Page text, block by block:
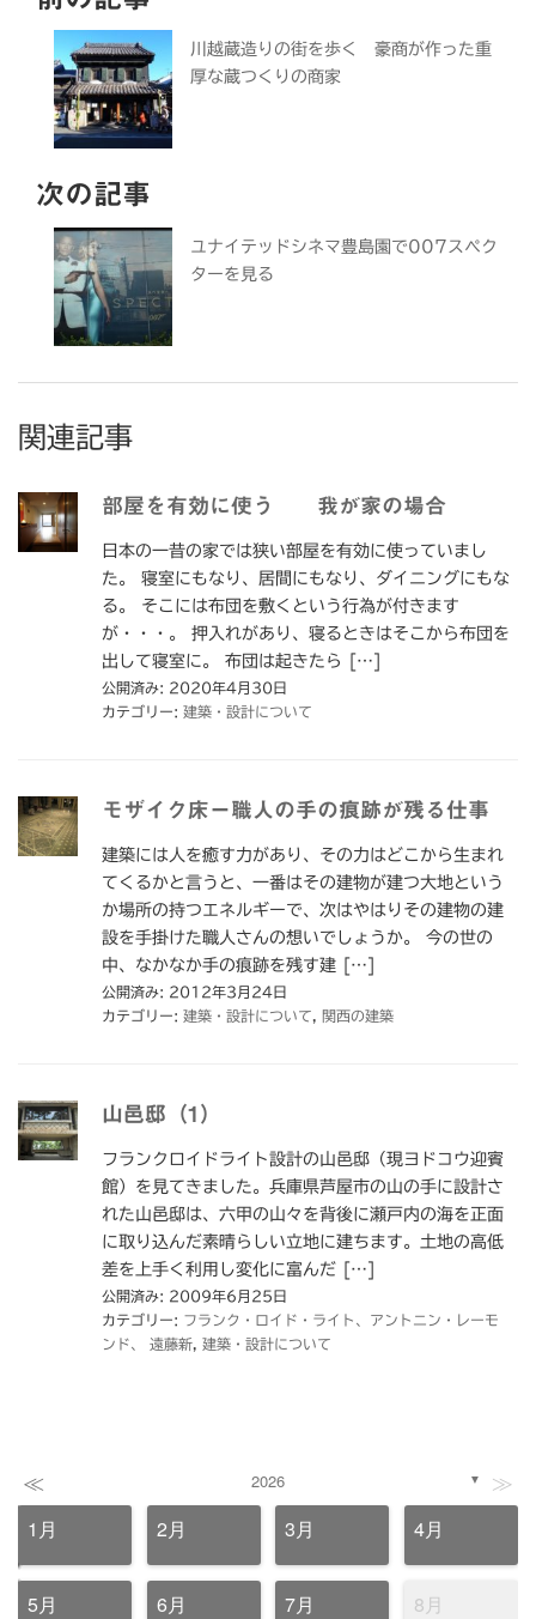
川越蔵造りの街を歩く 豪商が作った重
厚な蔵つくりの商家
次の記事
ユナイテッドシネマ豊島園で007スペク
ターを見る
関連記事
部屋を有効に使う 我が家の場合
日本の一昔の家では狭い部屋を有効に使っていまし
た。 寝室にもなり、居間にもなり、ダイニングにもな
る。 そこには布団を敷くという行為が付きます
が・・・。 押入れがあり、寝るときはそこから布団を
出して寝室に。 布団は起きたら […]
公開済み: 2020年4月30日
カテゴリー: 建築・設計について
モザイク床ー職人の手の痕跡が残る仕事
建築には人を癒す力があり、その力はどこから生まれ
てくるかと言うと、一番はその建物が建つ大地という
か場所の持つエネルギーで、次はやはりその建物の建
設を手掛けた職人さんの想いでしょうか。 今の世の
中、なかなか手の痕跡を残す建 […]
公開済み: 2012年3月24日
カテゴリー: 建築・設計について 関西の建築
山邑邸（1）
フランクロイドライト設計の山邑邸（現ヨドコウ迎賓
館）を見てきました。兵庫県芦屋市の山の手に設計さ
れた山邑邸は、六甲の山々を背後に瀬戸内の海を正面
に取り込んだ素晴らしい立地に建ちます。土地の高低
差を上手く利用し変化に富んだ […]
公開済み: 2009年6月25日
カテゴリー: フランク・ロイド・ライト、アントニン・レーモ
ンド、 遠藤新
建築・設計について
≪ 2026 ▼ ≫
1月 2月 3月 4月
5月 6月 7月 8月